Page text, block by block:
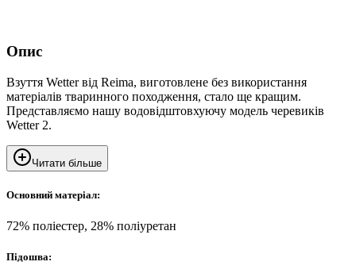
Опис
Взуття Wetter від Reima, виготовлене без використання
матеріалів тваринного походження, стало ще кращим.
Представляємо нашу водовідштовхуючу модель черевиків
Wetter 2.
Читати більше
Основний матеріал:
72% поліестер, 28% поліуретан
Підошва: